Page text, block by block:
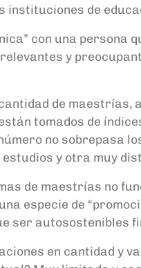
instituciones de
con una persona
y
de
tomados de
no sobrepasa
y otra muy
de maestrías no
especie de
ser autosostenibles
en cantidad y